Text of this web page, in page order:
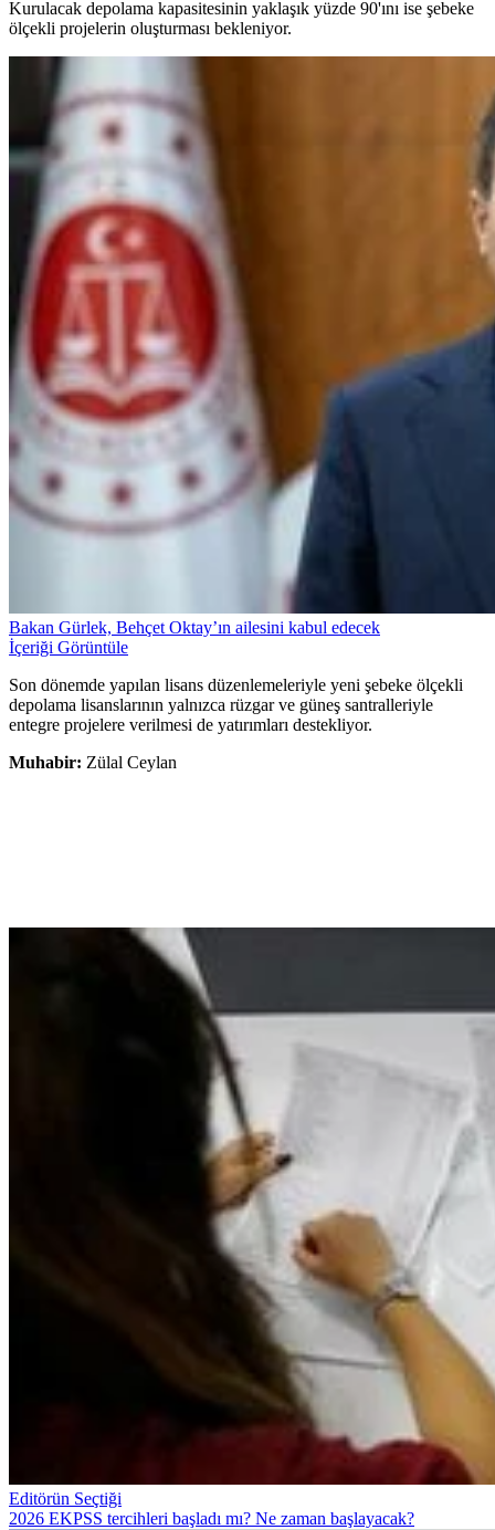
Kurulacak depolama kapasitesinin yaklaşık yüzde 90'ını ise şebeke
ölçekli projelerin oluşturması bekleniyor.
Bakan Gürlek, Behçet Oktay’ın ailesini kabul edecek
İçeriği Görüntüle
Son dönemde yapılan lisans düzenlemeleriyle yeni şebeke ölçekli
depolama lisanslarının yalnızca rüzgar ve güneş santralleriyle
entegre projelere verilmesi de yatırımları destekliyor.
Muhabir: Zülal Ceylan
Editörün Seçtiği
2026 EKPSS tercihleri başladı mı? Ne zaman başlayacak?